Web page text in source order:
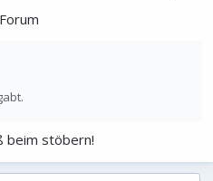
beim stöbern!